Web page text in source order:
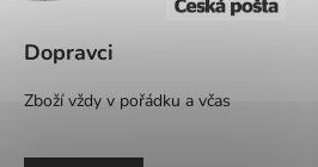
Dopravci
Zboží vždy v pořádku a včas